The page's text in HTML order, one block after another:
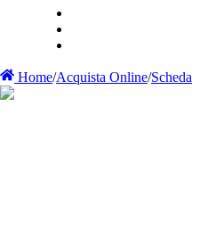
Home/Acquista Online/Scheda